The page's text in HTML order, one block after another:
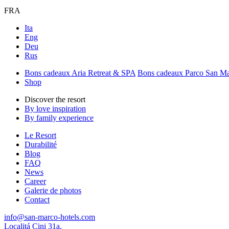
FRA
Ita
Eng
Deu
Rus
Bons cadeaux Aria Retreat & SPA Bons cadeaux Parco San
Shop
Discover the resort
By love inspiration
By family experience
Le Resort
Durabilité
Blog
FAQ
News
Career
Galerie de photos
Contact
info@san-marco-hotels.com
Localitá Cini 31a,